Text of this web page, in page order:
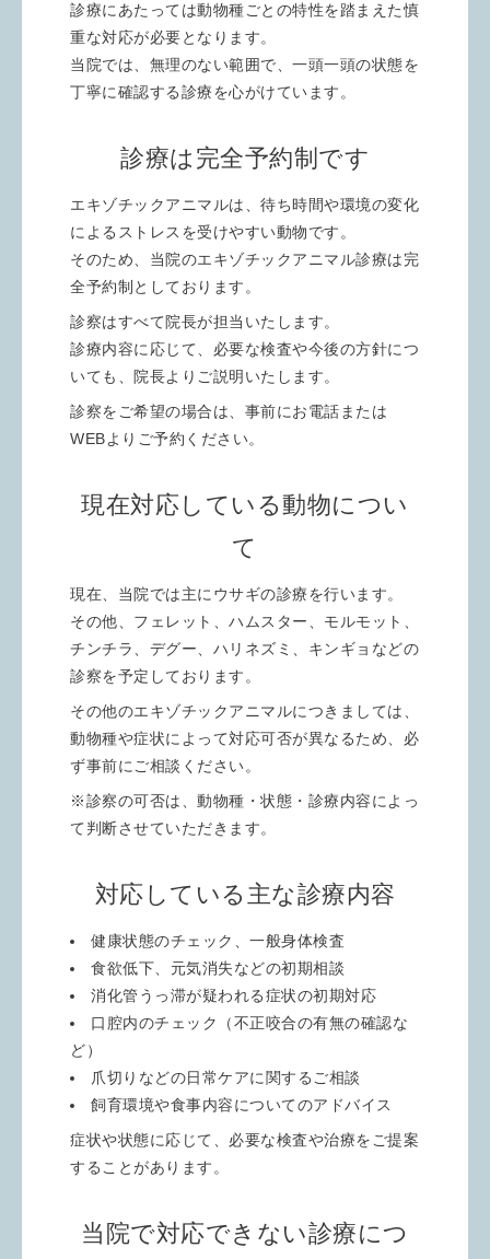
診療にあたっては動物種ごとの特性を踏まえた慎
重な対応が必要となります。
当院では、無理のない範囲で、一頭一頭の状態を
丁寧に確認する診療を心がけています。
診療は完全予約制です
エキゾチックアニマルは、待ち時間や環境の変化
によるストレスを受けやすい動物です。
そのため、当院のエキゾチックアニマル診療は完
全予約制としております。
診察はすべて院長が担当いたします。
診療内容に応じて、必要な検査や今後の方針につ
いても、院長よりご説明いたします。
診察をご希望の場合は、事前にお電話または
WEBよりご予約ください。
現在対応している動物につい
て
現在、当院では主にウサギの診療を行います。
その他、フェレット、ハムスター、モルモット、
チンチラ、デグー、ハリネズミ、キンギョなどの
診察を予定しております。
その他のエキゾチックアニマルにつきましては、
動物種や症状によって対応可否が異なるため、必
ず事前にご相談ください。
※診察の可否は、動物種・状態・診療内容によっ
て判断させていただきます。
対応している主な診療内容
健康状態のチェック、一般身体検査
食欲低下、元気消失などの初期相談
消化管うっ滞が疑われる症状の初期対応
口腔内のチェック（不正咬合の有無の確認な
ど）
爪切りなどの日常ケアに関するご相談
飼育環境や食事内容についてのアドバイス
症状や状態に応じて、必要な検査や治療をご提案
することがあります。
当院で対応できない診療につ